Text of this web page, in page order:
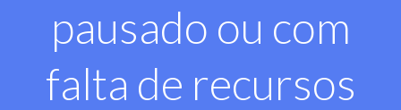
pausado ou com
falta de recursos